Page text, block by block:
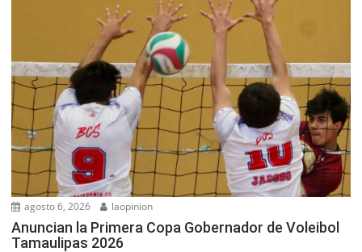
agosto 6, 2026 laopinion
Anuncian la Primera Copa Gobernador de Voleibol
Tamaulipas 2026